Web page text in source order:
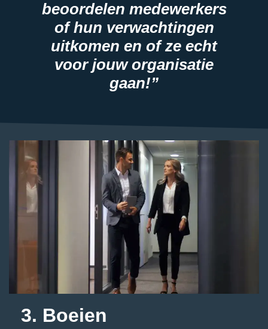
beoordelen medewerkers
of hun verwachtingen
uitkomen en of ze echt
voor jouw organisatie
gaan!”
3. Boeien